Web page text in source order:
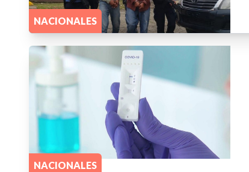
NACIONALES
NACIONALES